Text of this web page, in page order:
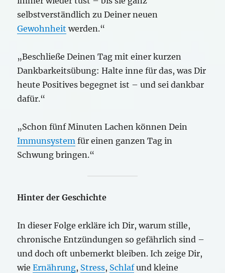
selbstverständlich zu Deiner neuen
Gewohnheit werden.“
„Beschließe Deinen Tag mit einer kurzen
Dankbarkeitsübung: Halte inne für das, was Dir
heute Positives begegnet ist – und sei dankbar
dafür.“
„Schon fünf Minuten Lachen können Dein
Immunsystem für einen ganzen Tag in
Schwung bringen.“
Hinter der Geschichte
In dieser Folge erkläre ich Dir, warum stille,
chronische Entzündungen so gefährlich sind –
und doch oft unbemerkt bleiben. Ich zeige Dir,
wieErnährung, Stress, Schlafund kleine